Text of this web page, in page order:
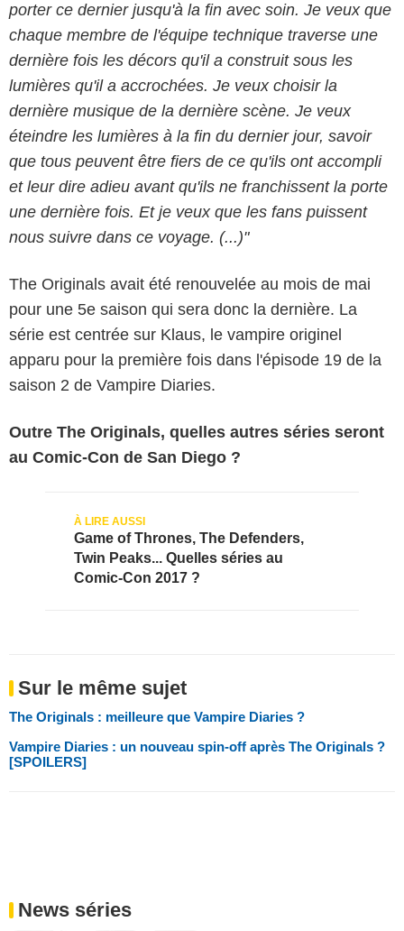
porter ce dernier jusqu'à la fin avec soin. Je veux que
chaque membre de l'équipe technique traverse une
dernière fois les décors qu'il a construit sous les
lumières qu'il a accrochées. Je veux choisir la
dernière musique de la dernière scène. Je veux
éteindre les lumières à la fin du dernier jour, savoir
que tous peuvent être fiers de ce qu'ils ont accompli
et leur dire adieu avant qu'ils ne franchissent la porte
une dernière fois. Et je veux que les fans puissent
nous suivre dans ce voyage. (...)"
The Originals avait été renouvelée au mois de mai
pour une 5e saison qui sera donc la dernière. La
série est centrée sur Klaus, le vampire originel
apparu pour la première fois dans l'épisode 19 de la
saison 2 de Vampire Diaries.
Outre The Originals, quelles autres séries seront
au Comic-Con de San Diego ?
Game of Thrones, The Defenders,
Twin Peaks... Quelles séries au
Comic-Con 2017 ?
Sur le même sujet
The Originals : meilleure que Vampire Diaries ?
Vampire Diaries : un nouveau spin-off après The Originals ?
[SPOILERS]
News séries